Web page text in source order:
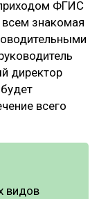
ФГИС
знакомая
директор
всего
видов